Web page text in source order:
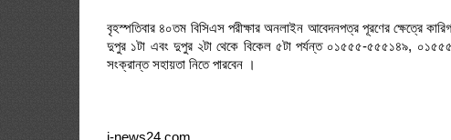
বৃহস্পতিবার ৪০তম বিসিএস পরীক্ষার অনলাইন আবেদনপত্র পূরণের ক্ষেত্রে
দুপুর ১টা এবং দুপুর ২টা থেকে বিকেল ৫টা পর্যন্ত ০১৫৫৫-৫৫৫১৪৯,
সংক্রান্ত সহায়তা নিতে পারবেন ।
i-news24.com